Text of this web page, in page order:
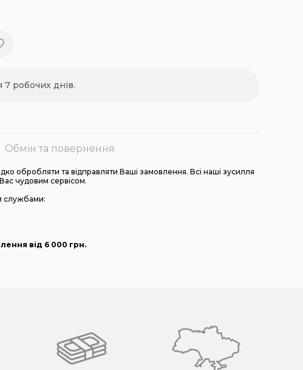
робочих днів.
Обмін та повернення
обробляти та відправляти Ваші замовлення. Всі наші зусилля
чудовим сервісом.
службами:
від 6 000 грн.